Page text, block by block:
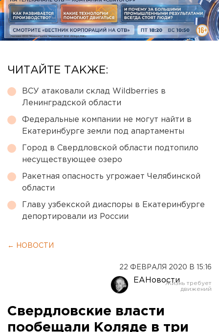
ЧИТАЙТЕ ТАКЖЕ:
ВСУ атаковали склад Wildberries в
Ленинградской области
Федеральные компании не могут найти в
Екатеринбурге земли под апартаменты
Город в Свердловской области подтопило
несуществующее озеро
Ракетная опасность угрожает Челябинской
области
Главу узбекской диаспоры в Екатеринбурге
депортировали из России
← НОВОСТИ
22 ФЕВРАЛЯ 2020 В 15:16
ЕАНовости
Свердловские власти
пообещали Коляде в три